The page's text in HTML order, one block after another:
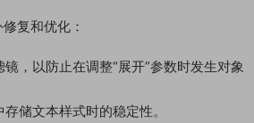
复和优化：
，以防止在调整“展开”参数时发生对象
储文本样式时的稳定性。